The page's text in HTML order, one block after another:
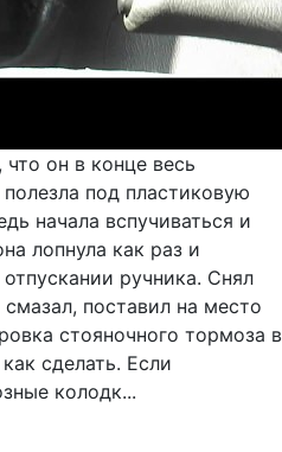
что он в конце весь
под пластиковую
начала вспучиваться и
лопнула как раз и
ручника. Снял
поставил на место
стояночного тормоза в
сделать. Если
колодк...